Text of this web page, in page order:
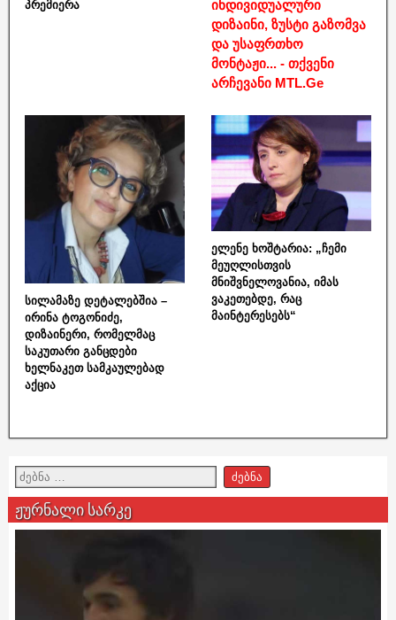
პრემიერა
ინდივიდუალური
დიზაინი, ზუსტი გაზომვა
და უსაფრთხო
მონტაჟი... - თქვენი
არჩევანი MTL.Ge
სილამაზე დეტალებშია –
ირინა ტოგონიძე,
დიზაინერი, რომელმაც
საკუთარი განცდები
ხელნაკეთ სამკაულებად
აქცია
ელენე ხოშტარია: „ჩემი
მეუღლისთვის
მნიშვნელოვანია, იმას
ვაკეთებდე, რაც
მაინტერესებს“
ჟურნალი სარკე